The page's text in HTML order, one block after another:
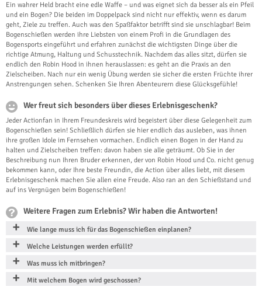
Ein wahrer Held bracht eine edle Waffe – und was eignet sich da besser als ein Pfeil
und ein Bogen? Die beiden im Doppelpack sind nicht nur effektiv, wenn es darum
geht, Ziele zu treffen. Auch was den Spaßfaktor betrifft sind sie unschlagbar! Beim
Bogenschießen werden ihre Liebsten von einem Profi in die Grundlagen des
Bogensports eingeführt und erfahren zunächst die wichtigsten Dinge über die
richtige Atmung, Haltung und Schusstechnik. Nachdem das alles sitzt, dürfen sie
endlich den Robin Hood in ihnen herauslassen: es geht an die Praxis an den
Zielscheiben. Nach nur ein wenig Übung werden sie sicher die ersten Früchte ihrer
Anstrengungen sehen. Schenken Sie Ihren Abenteurern diese Glücksgefühle!
Wer freut sich besonders über dieses Erlebnisgeschenk?
Jeder Actionfan in Ihrem Freundeskreis wird begeistert über diese Gelegenheit zum
Bogenschießen sein! Schließlich dürfen sie hier endlich das ausleben, was ihnen
ihre großen Idole im Fernsehen vormachen. Endlich einen Bogen in der Hand zu
halten und Zielscheiben treffen: davon haben sie alle geträumt. Ob Sie in der
Beschreibung nun Ihren Bruder erkennen, der von Robin Hood und Co. nicht genug
bekommen kann, oder Ihre beste Freundin, die Action über alles liebt, mit diesem
Erlebnisgeschenk machen Sie allen eine Freude. Also ran an den Schießstand und
auf ins Vergnügen beim Bogenschießen!
Weitere Fragen zum Erlebnis? Wir haben die Antworten!
Wie lange muss ich für das Bogenschießen einplanen?
Welche Leistungen werden erfüllt?
Was muss ich mitbringen?
Mit welchem Bogen wird geschossen?